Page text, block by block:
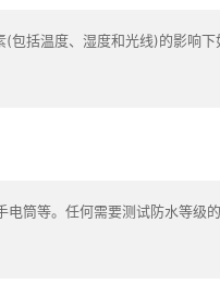
括温度、湿度和光线)的影响下
筒等。任何需要测试防水等级的